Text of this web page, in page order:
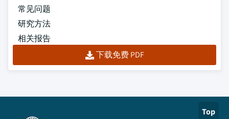
常见问题
研究方法
相关报告
下载免费 PDF
Top